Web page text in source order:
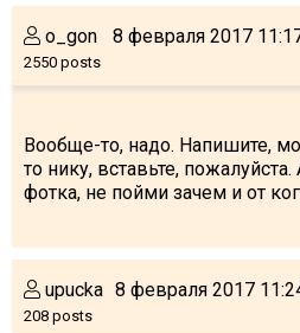
o_gon
2550 posts
8 февраля 2017
Вообще-то, надо. Напишите,
то нику, вставьте,
фотка, не пойми зачем и от
upucka
208 posts
8 февраля 2017